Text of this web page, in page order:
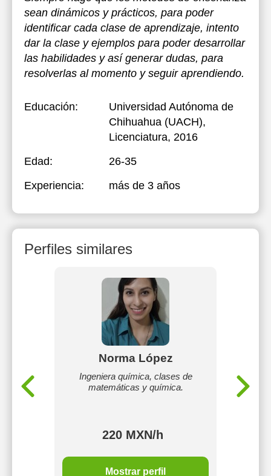
sean dinámicos y prácticos, para poder
identificar cada clase de aprendizaje, intento
dar la clase y ejemplos para poder desarrollar
las habilidades y así generar dudas, para
resolverlas al momento y seguir aprendiendo.
Educación:
Universidad Autónoma de
Chihuahua (UACH),
Licenciatura, 2016
Edad:
26-35
Experiencia:
más de 3 años
Perfiles similares
y una
Norma López
Ingeniera química, clases de
matemáticas y química.
220 MXN/h
Mostrar perfil
Mi